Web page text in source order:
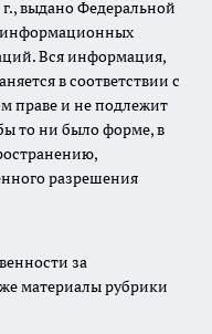
выдано Федеральной
информационных
Вся информация,
в соответствии с
праве и не подлежит
то ни было форме, в
разрешения
за
материалы рубрики